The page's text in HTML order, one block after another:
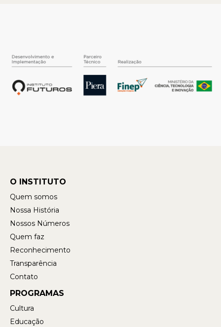
O INSTITUTO
Quem somos
Nossa História
Nossos Números
Quem faz
Reconhecimento
Transparência
Contato
PROGRAMAS
Cultura
Educação